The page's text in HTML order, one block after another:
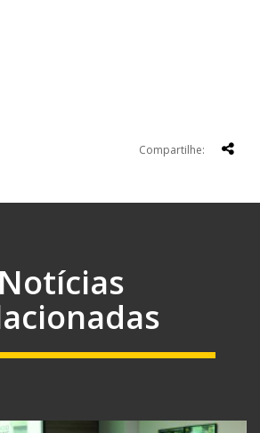
Compartilhe:
Notícias